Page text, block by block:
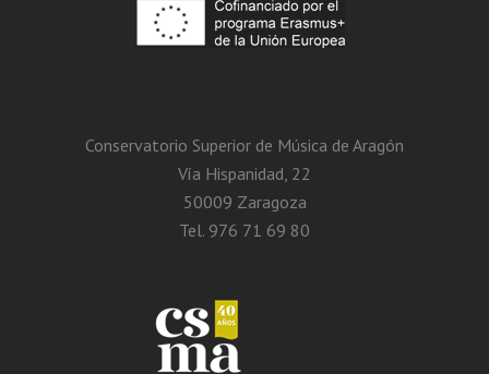
Conservatorio Superior de Música de Aragón
Vía Hispanidad, 22
50009 Zaragoza
Tel. 976 71 69 80